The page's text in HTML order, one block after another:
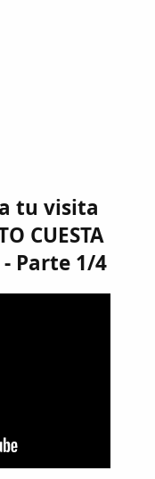
tu visita
CUESTA
- Parte 1/4